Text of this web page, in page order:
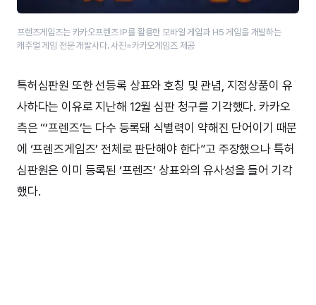
프렌즈게임즈는 카카오프렌즈 IP를 활용한 모바일 게임과 H5 게임을 개발하는
캐주얼 게임 전문 개발사다. 사진=카카오게임즈 제공
특허심판원 또한 선등록 상표와 호칭 및 관념, 지정상품이 유
사하다는 이유로 지난해 12월 심판 청구를 기각했다. 카카오
측은 “‘프렌즈’는 다수 등록돼 식별력이 약해진 단어이기 때문
에 ‘프렌즈게임즈’ 전체로 판단해야 한다”고 주장했으나 특허
심판원은 이미 등록된 ‘프렌즈’ 상표와의 유사성을 들어 기각
했다.